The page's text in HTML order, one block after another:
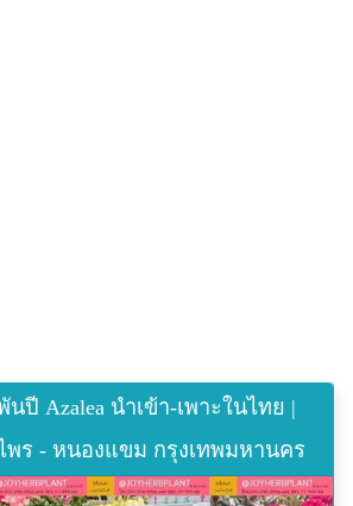
ปี Azalea นำเข้า-เพาะในไทย |
ร - หนองแขม กรุงเทพมหานคร